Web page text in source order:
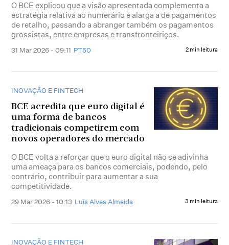
O BCE explicou que a visão apresentada complementa a
estratégia relativa ao numerário e alarga a de pagamentos
de retalho, passando a abranger também os pagamentos
grossistas, entre empresas e transfronteiriços.
31 Mar 2026 - 09:11 PT50 2 min leitura
INOVAÇÃO E FINTECH
BCE acredita que euro digital é
uma forma de bancos
tradicionais competirem com
novos operadores do mercado
O BCE volta a reforçar que o euro digital não se adivinha
uma ameaça para os bancos comerciais, podendo, pelo
contrário, contribuir para aumentar a sua
competitividade.
29 Mar 2026 - 10:13 Luís Alves Almeida 3 min leitura
INOVAÇÃO E FINTECH